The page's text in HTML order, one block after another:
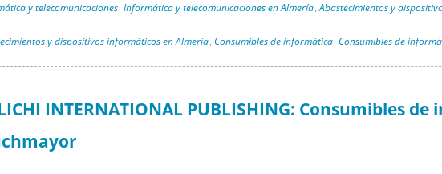
y telecomunicaciones , Informática y telecomunicaciones en Almería , Abastecimientos y
y dispositivos informáticos en Almería , Consumibles de informática , Consumibles de
INTERNATIONAL PUBLISHING: Consumibles